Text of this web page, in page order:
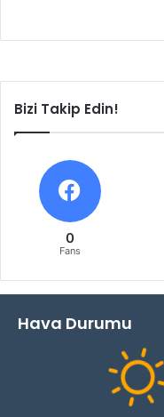
Bizi Takip Edin!
0
Fans
Hava Durumu